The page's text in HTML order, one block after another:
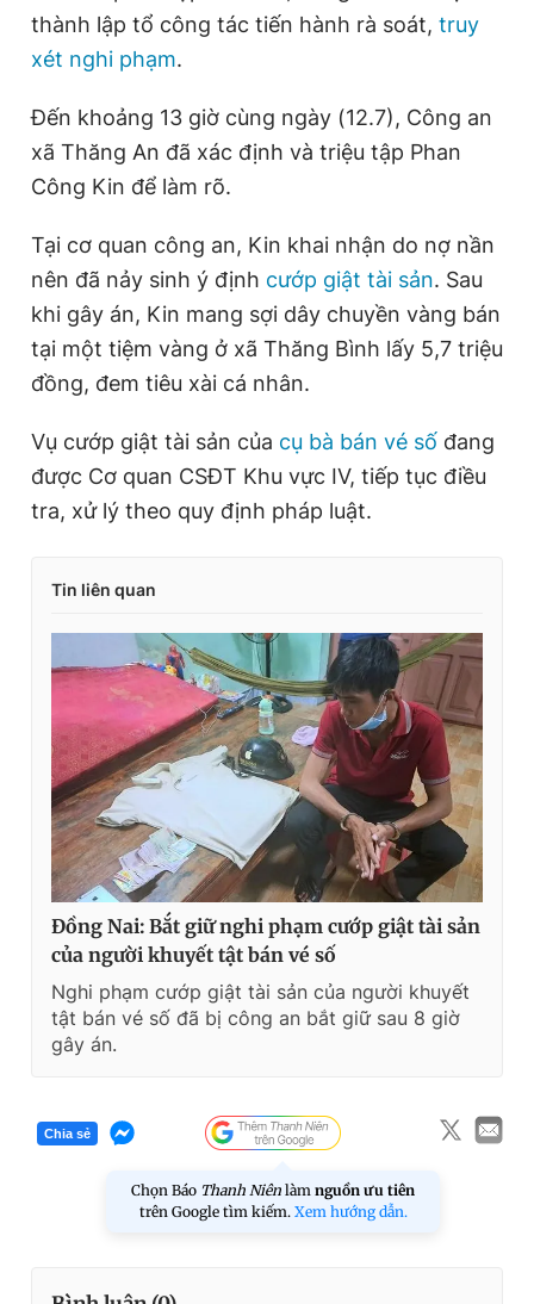
thành lập tổ công tác tiến hành rà soát, truy
xét nghi phạm.
Đến khoảng 13 giờ cùng ngày (12.7), Công an
xã Thăng An đã xác định và triệu tập Phan
Công Kin để làm rõ.
Tại cơ quan công an, Kin khai nhận do nợ nần
nên đã nảy sinh ý định cướp giật tài sản. Sau
khi gây án, Kin mang sợi dây chuyền vàng bán
tại một tiệm vàng ở xã Thăng Bình lấy 5,7 triệu
đồng, đem tiêu xài cá nhân.
Vụ cướp giật tài sản của cụ bà bán vé số đang
được Cơ quan CSĐT Khu vực IV, tiếp tục điều
tra, xử lý theo quy định pháp luật.
Tin liên quan
Đồng Nai: Bắt giữ nghi phạm cướp giật tài sản
của người khuyết tật bán vé số
Nghi phạm cướp giật tài sản của người khuyết
tật bán vé số đã bị công an bắt giữ sau 8 giờ
gây án.
Chia sẻ
Chọn Báo Thanh Niên làm nguồn ưu tiên
trên Google tìm kiếm. Xem hướng dẫn.